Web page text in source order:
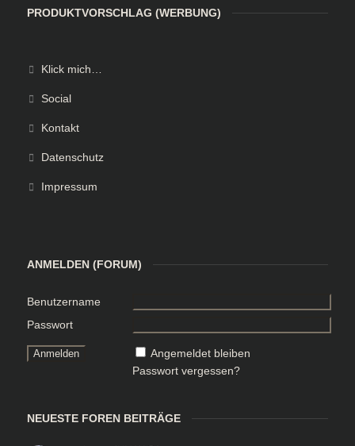
ANMELDEN (FORUM)
Benutzername
Passwort
Angemeldet bleiben
Passwort vergessen?
NEUESTE FOREN BEITRÄGE
PRODUKTVORSCHLAG (WERBUNG)
Klick mich…
Social
Kontakt
Datenschutz
Impressum